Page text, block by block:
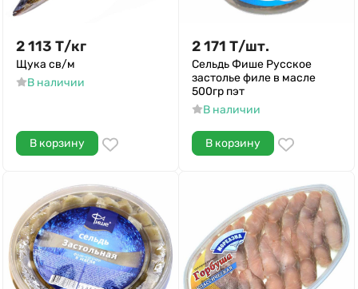
2 113 Т/кг
Щука св/м
В наличии
В корзину
2 171 Т/шт.
Сельдь Фише Русское
застолье филе в масле
500гр пэт
В наличии
В корзину